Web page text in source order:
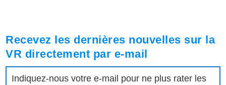
Recevez les dernières nouvelles sur la
VR directement par e-mail
Indiquez-nous votre e-mail pour ne plus rater les